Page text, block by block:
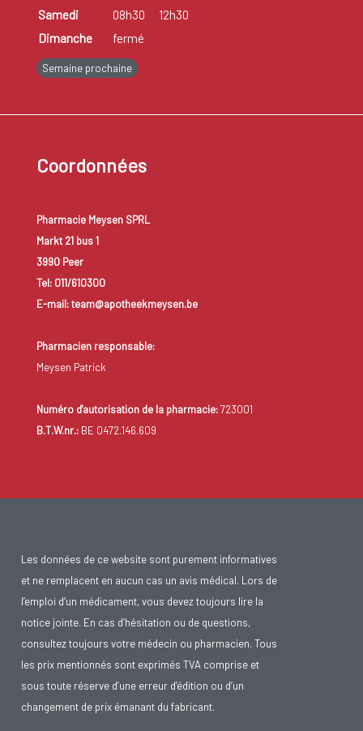
Samedi
08h30
12h30
Dimanche
fermé
Semaine prochaine
Coordonnées
Pharmacie Meysen SPRL
Markt 21 bus 1
3990 Peer
Tel: 011/610300
E-mail: team@apotheekmeysen.be
Pharmacien responsable:
Meysen Patrick
Numéro d'autorisation de la pharmacie:723001
B.T.W.nr.:BE 0472.146.609
Les données de ce website sont purement informatives
et ne remplacent en aucun cas un avis médical. Lors de
l’emploi d’un médicament, vous devez toujours lire la
notice jointe. En cas d’hésitation ou de questions,
consultez toujours votre médecin ou pharmacien. Tous
les prix mentionnés sont exprimés TVA comprise et
sous toute réserve d’une erreur d’édition ou d’un
changement de prix émanant du fabricant.